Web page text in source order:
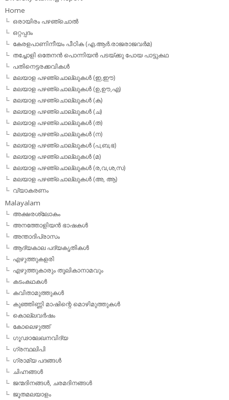
Home
ഒരായിരം പഴഞ്ചൊല്‍
ഒറ്റപ്പദം
കേരളപാണിനീയം പീഠിക (എ.ആര്‍.രാജരാജവര്‍മ)
തച്ചോളി ഒതേനൻ പൊന്നിയൻ പടയ്‌ക്കു പോയ പാട്ടുകഥ
പതിനെട്ടരക്കവികള്‍
മലയാള പഴഞ്ചൊല്ലുകള്‍ (ഇ,ഈ)
മലയാള പഴഞ്ചൊല്ലുകള്‍ (ഉ,ഊ,എ)
മലയാള പഴഞ്ചൊല്ലുകള്‍ (ക)
മലയാള പഴഞ്ചൊല്ലുകള്‍ (ച)
മലയാള പഴഞ്ചൊല്ലുകള്‍ (ത)
മലയാള പഴഞ്ചൊല്ലുകള്‍ (ന)
മലയാള പഴഞ്ചൊല്ലുകള്‍ (പ,ബ,ഭ)
മലയാള പഴഞ്ചൊല്ലുകള്‍ (മ)
മലയാള പഴഞ്ചൊല്ലുകള്‍ (ര,വ,ശ,സ)
മലയാള പഴഞ്ചൊല്ലുകൾ (അ, ആ)
വ്യാകരണം
Malayalam
അക്ഷരശ്ലോകം
അനത്തോളിയന്‍ ഭാഷകള്‍
അന്താദിപ്രാസം
ആദ്യകാല പദ്യകൃതികള്‍
എഴുത്തുകളരി
എഴുത്തുകാരും തൂലികാനാമവും
കടംകഥകള്‍
കവിതാമുത്തുകള്‍
കുഞ്ഞിണ്ണി മാഷിന്റെ മൊഴിമുത്തുകള്‍
കൊല്ലവര്‍ഷം
കോലെഴുത്ത്
ഗൂഢാലേഖനവിദ്യ
ഗ്രന്ഥലിപി
ഗ്രാമ്യ പദങ്ങള്‍
ചിഹ്നങ്ങള്‍
ജന്മദിനങ്ങള്‍, ചരമദിനങ്ങള്‍
ജൂതമലയാളം